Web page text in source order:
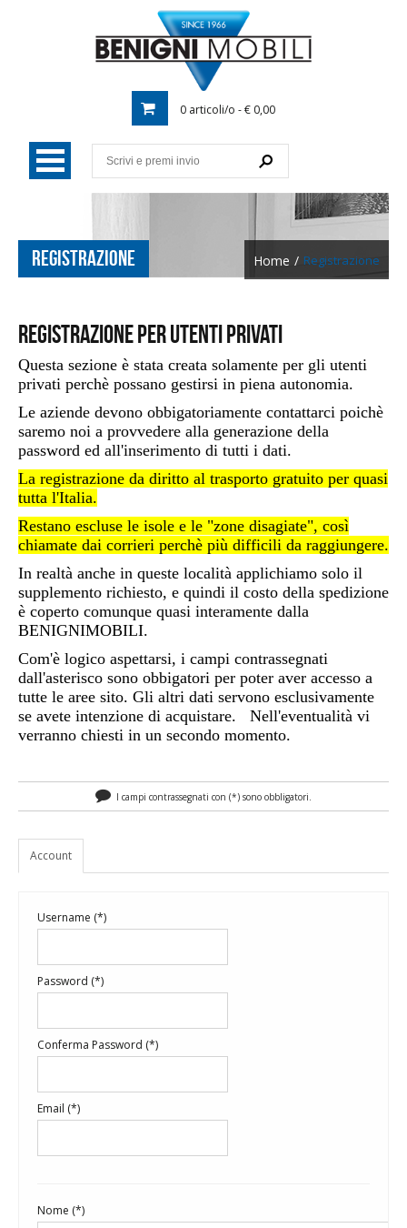
0 articoli/o - € 0,00
REGISTRAZIONE Home / Registrazione
Registrazione perutenti privati
Questa sezione è stata creata solamente per gli utenti
privati perchè possano gestirsi in piena autonomia.
Le aziende devono obbigatoriamente contattarci poichè
saremo noi a provvedere alla generazione della
password ed all'inserimento di tutti i dati.
La registrazione da diritto al trasporto gratuito per quasi
tutta l'Italia.
Restano escluse le isole e le "zone disagiate", così
chiamate dai corrieri perchè più difficili da raggiungere.
In realtà anche in queste località applichiamo solo il
supplemento richiesto, e quindi il costo della spedizione
è coperto comunque quasi interamente dalla
BENIGNIMOBILI.
Com'è logico aspettarsi, i campi contrassegnati
dall'asterisco sono obbigatori per poter aver accesso a
tutte le aree sito. Gli altri dati servono esclusivamente
se avete intenzione di acquistare. Nell'eventualità vi
verranno chiesti in un secondo momento.
I campi contrassegnati con (*) sono obbligatori.
Account
Username (*)
Password (*)
Conferma Password (*)
Email (*)
Nome (*)